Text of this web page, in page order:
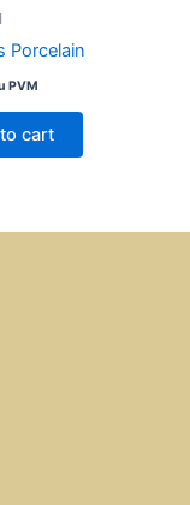
Porcelain
PVM
cart